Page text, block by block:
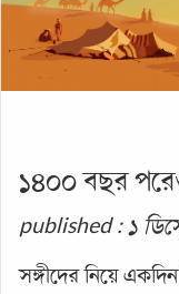
১৪০০ বছর পরেও
published : ১
সঙ্গীদের নিয়ে